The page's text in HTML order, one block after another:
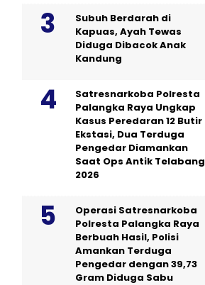
Subuh Berdarah di
Kapuas, Ayah Tewas
Diduga Dibacok Anak
Kandung
Satresnarkoba Polresta
Palangka Raya Ungkap
Kasus Peredaran 12 Butir
Ekstasi, Dua Terduga
Pengedar Diamankan
Saat Ops Antik Telabang
2026
Operasi Satresnarkoba
Polresta Palangka Raya
Berbuah Hasil, Polisi
Amankan Terduga
Pengedar dengan 39,73
Gram Diduga Sabu